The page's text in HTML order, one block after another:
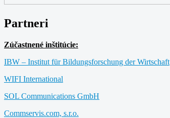
Partneri
Zúčastnené inštitúcie:
IBW – Institut für Bildungsforschung der Wirtschaft
WIFI International
SOL Communications GmbH
Commservis.com, s.r.o.